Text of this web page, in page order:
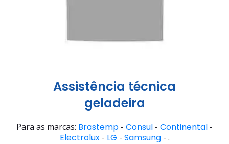
Assistência técnica
geladeira
Para as marcas: Brastemp - Consul - Continental -
Electrolux- LG - Samsung- .